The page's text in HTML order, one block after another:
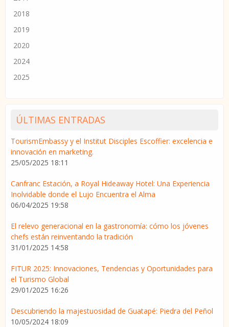
2018
2019
2020
2024
2025
ÚLTIMAS ENTRADAS
TourismEmbassy y el Institut Disciples Escoffier: excelencia e
innovación en marketing.
25/05/2025 18:11
Canfranc Estación, a Royal Hideaway Hotel: Una Experiencia
Inolvidable donde el Lujo Encuentra el Alma
06/04/2025 19:58
El relevo generacional en la gastronomía: cómo los jóvenes
chefs están reinventando la tradición
31/01/2025 14:58
FITUR 2025: Innovaciones, Tendencias y Oportunidades para
el Turismo Global
29/01/2025 16:26
Descubriendo la majestuosidad de Guatapé: Piedra del Peñol
10/05/2024 18:09